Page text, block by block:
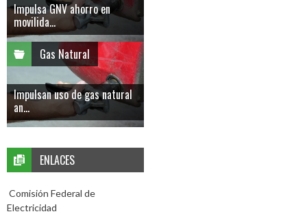
Impulsa GNV ahorro en
movilida...
Gas Natural
Impulsan uso de gas natural
an...
ENLACES
Comisión Federal de
Electricidad